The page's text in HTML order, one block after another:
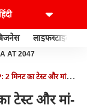
लाइफस्टाइल
AT 2047
मिनट का टेस्ट और मां-
टेस्ट और मां-